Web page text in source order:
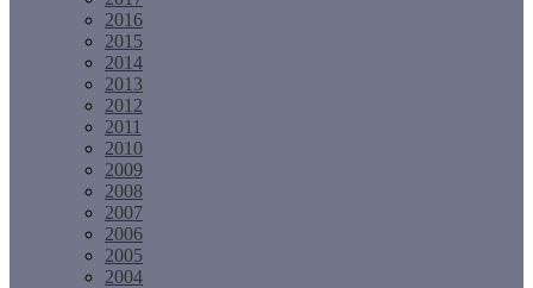
2016
2015
2014
2013
2012
2011
2010
2009
2008
2007
2006
2005
2004